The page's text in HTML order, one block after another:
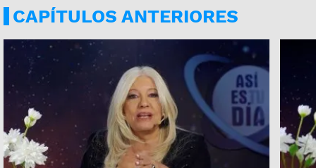
CAPÍTULOS ANTERIORES